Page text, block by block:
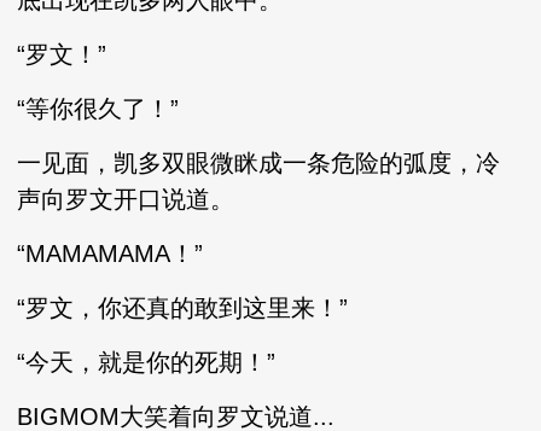
“罗文！”
“等你很久了！”
一见面，凯多双眼微眯成一条危险的弧度，冷
声向罗文开口说道。
“MAMAMAMA！”
“罗文，你还真的敢到这里来！”
“今天，就是你的死期！”
BIGMOM大笑着向罗文说道...